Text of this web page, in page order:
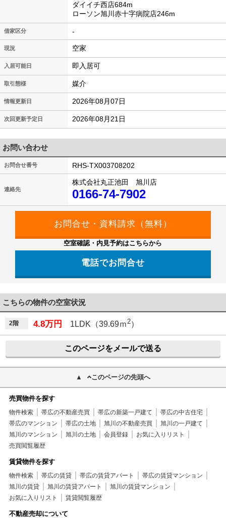
ダイイチ西店684m
ローソン旭川赤十字病院店246m
借家区分 -
現況 空家
入居可能日 即入居可
取引態様 媒介
情報更新日 2026年08月07日
次回更新予定日 2026年08月21日
お問い合わせ
お問合せ番号 RHS-TX003708202
連絡先
株式会社丸正池田 旭川店
0166-74-7902
空室確認・内見予約はこちらから
電話でお問合せ
こちらの物件の空室状況
2階 4.8万円 1LDK（39.69ｍ2）
このページをメールで送る
このページの先頭へ
売買物件を探す
物件検索 帯広の不動産売買 帯広の新築一戸建て
帯広の中古住宅
帯広のマンション
帯広の土地 旭川の不動産売買
旭川の一戸建て
旭川のマンション
旭川の土地 会員登録
お気に入りリスト
売買閲覧履歴
賃貸物件を探す
物件検索 帯広の賃貸 帯広の賃貸アパート
帯広の賃貸マンション
旭川の賃貸
旭川の賃貸アパート
旭川の賃貸マンション
お気に入りリスト
賃貸閲覧履歴
不動産売却について